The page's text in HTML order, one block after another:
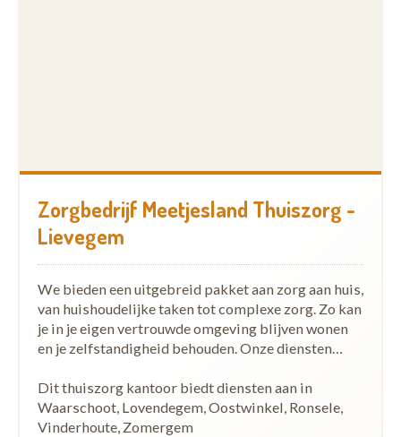
Zorgbedrijf Meetjesland Thuiszorg -
Lievegem
We bieden een uitgebreid pakket aan zorg aan huis,
van huishoudelijke taken tot complexe zorg. Zo kan
je in je eigen vertrouwde omgeving blijven wonen
en je zelfstandigheid behouden. Onze diensten…
Dit thuiszorg kantoor biedt diensten aan in
Waarschoot, Lovendegem, Oostwinkel, Ronsele,
Vinderhoute, Zomergem